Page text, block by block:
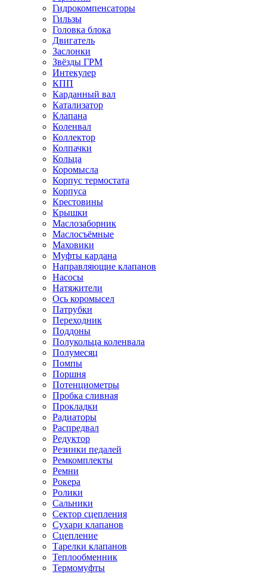
Гидрокомпенсаторы
Гильзы
Головка блока
Двигатель
Заслонки
Звёзды ГРМ
Интекулер
КПП
Карданный вал
Катализатор
Клапана
Коленвал
Коллектор
Колпачки
Кольца
Коромысла
Корпус термостата
Корпуса
Крестовины
Крышки
Маслозаборник
Маслосъёмные
Маховики
Муфты кардана
Направляющие клапанов
Насосы
Натяжители
Ось коромысел
Патрубки
Переходник
Поддоны
Полукольца коленвала
Полумесяц
Помпы
Поршня
Потенциометры
Пробка сливная
Прокладки
Радиаторы
Распредвал
Редуктор
Резинки педалей
Ремкомплекты
Ремни
Рокера
Ролики
Сальники
Сектор сцепления
Сухари клапанов
Сцепление
Тарелки клапанов
Теплообменник
Термомуфты